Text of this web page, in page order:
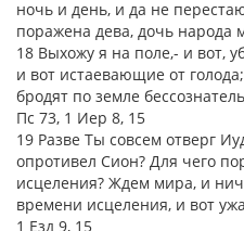
ночь и день, и да не
поражена дева, дочь народа
18 Выхожу я на поле,- и вот,
и вот истаевающие от
бродят по земле
Пс 73, 1 Иер 8, 15
19 Разве Ты совсем отверг
опротивел Сион? Для чего
исцеления? Ждем мира, и
времени исцеления, и вот
1 Езд 9, 15